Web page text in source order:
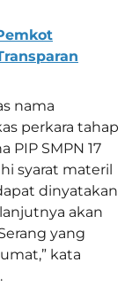
nama
perkara tahap
PIP SMPN 17
syarat materil
dinyatakan
akan
yang
kata